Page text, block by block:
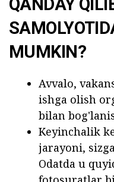
QANDAY
MUMKIN?
Avvalo,
ishga olish
bilan
Keyinchalik
jarayoni,
Odatda u